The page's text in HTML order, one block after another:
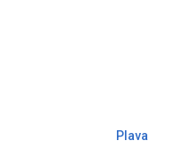
Plava